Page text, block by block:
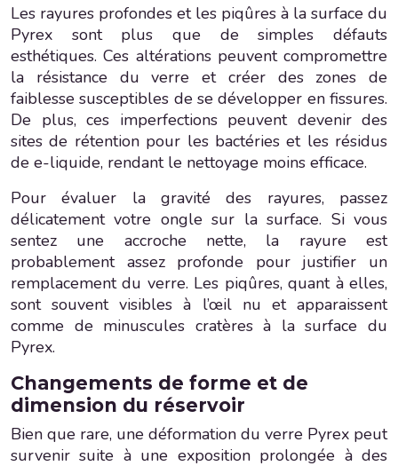
Les rayures profondes et les piqûres à la surface du
Pyrex sont plus que de simples défauts
esthétiques. Ces altérations peuvent compromettre
la résistance du verre et créer des zones de
faiblesse susceptibles de se développer en fissures.
De plus, ces imperfections peuvent devenir des
sites de rétention pour les bactéries et les résidus
de e-liquide, rendant le nettoyage moins efficace.
Pour évaluer la gravité des rayures, passez
délicatement votre ongle sur la surface. Si vous
sentez une accroche nette, la rayure est
probablement assez profonde pour justifier un
remplacement du verre. Les piqûres, quant à elles,
sont souvent visibles à l’œil nu et apparaissent
comme de minuscules cratères à la surface du
Pyrex.
Changements de forme et de
dimension du réservoir
Bien que rare, une déformation du verre Pyrex peut
survenir suite à une exposition prolongée à des